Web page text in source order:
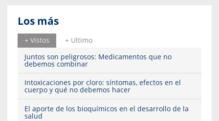
Los más
+ Vistos
+ Ultimo
Juntos son peligrosos: Medicamentos que no
debemos combinar
Intoxicaciones por cloro: síntomas, efectos en el
cuerpo y qué no debemos hacer
El aporte de los bioquímicos en el desarrollo de la
salud